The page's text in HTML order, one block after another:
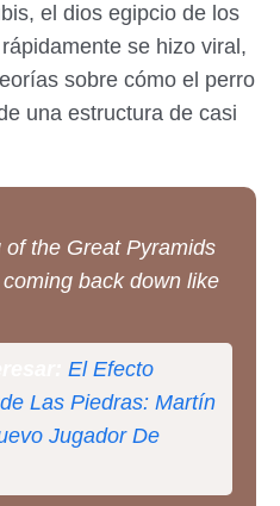
el dios egipcio de los
se hizo viral,
sobre cómo el perro
una estructura de casi
of the Great Pyramids
back down like
El Efecto
Las Piedras: Martín
Jugador De